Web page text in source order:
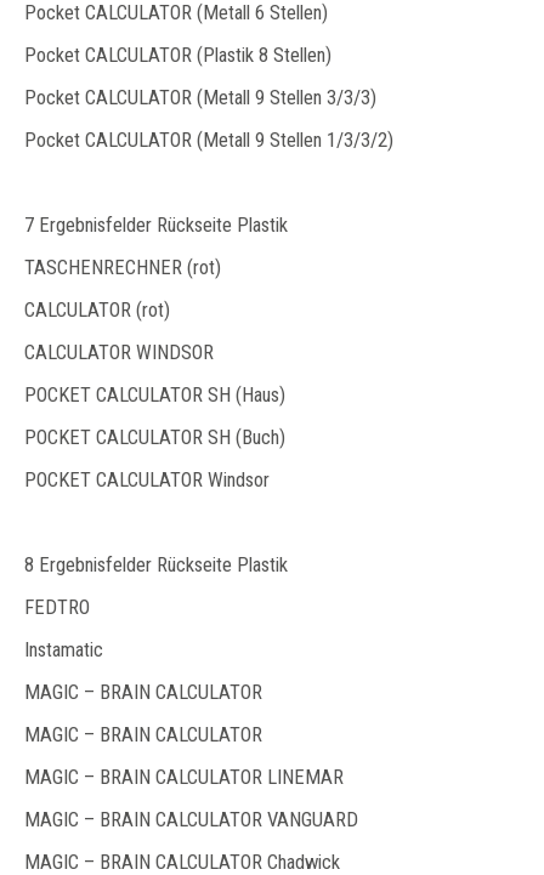
Pocket CALCULATOR (Metall 6 Stellen)
Pocket CALCULATOR (Plastik 8 Stellen)
Pocket CALCULATOR (Metall 9 Stellen 3/3/3)
Pocket CALCULATOR (Metall 9 Stellen 1/3/3/2)
7 Ergebnisfelder Rückseite Plastik
TASCHENRECHNER (rot)
CALCULATOR (rot)
CALCULATOR WINDSOR
POCKET CALCULATOR SH (Haus)
POCKET CALCULATOR SH (Buch)
POCKET CALCULATOR Windsor
8 Ergebnisfelder Rückseite Plastik
FEDTRO
Instamatic
MAGIC – BRAIN CALCULATOR
MAGIC – BRAIN CALCULATOR
MAGIC – BRAIN CALCULATOR LINEMAR
MAGIC – BRAIN CALCULATOR VANGUARD
MAGIC – BRAIN CALCULATOR Chadwick